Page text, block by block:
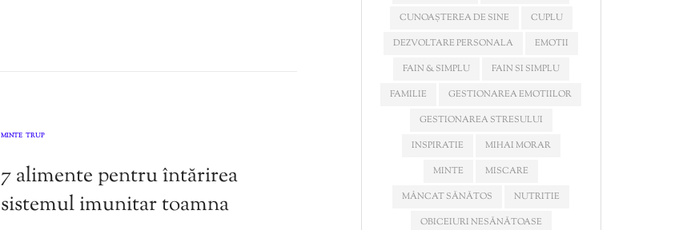
MINTE TRUP
7 alimente pentru întărirea
sistemul imunitar toamna
CUNOAȘTEREA DE SINE
CUPLU
DEZVOLTARE PERSONALA
EMOTII
FAIN & SIMPLU
FAIN SI SIMPLU
FAMILIE
GESTIONAREA EMOTIILOR
GESTIONAREA STRESULUI
INSPIRATIE
MIHAI MORAR
MINTE
MISCARE
MÂNCAT SĂNĂTOS
NUTRITIE
OBICEIURI NESĂNĂTOASE